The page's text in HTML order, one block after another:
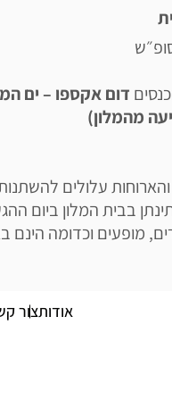
דום אקספו – ים
עלולים
בבית המלון ביום
מופעים וכדומה הינם
אודותצור